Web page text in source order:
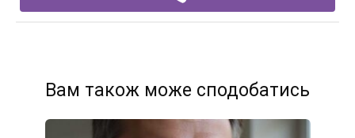
Вам також може сподобатись